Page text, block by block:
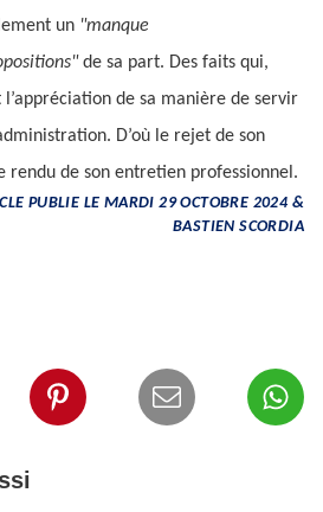
un "manque
de sa part. Des faits qui,
de sa manière de servir
D’où le rejet de son
rendu de son entretien professionnel.
PUBLIE LE MARDI 29 OCTOBRE 2024 &
BASTIEN SCORDIA